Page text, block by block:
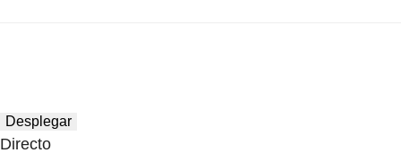
Desplegar
Directo